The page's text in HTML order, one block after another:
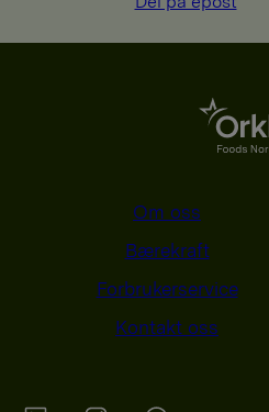
Om oss
Bærekraft
Forbrukerservice
Kontakt oss